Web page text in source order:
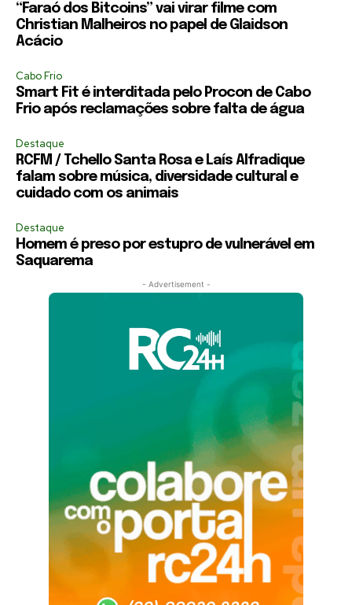
“Faraó dos Bitcoins” vai virar filme com
Christian Malheiros no papel de Glaidson
Acácio
Cabo Frio
Smart Fit é interditada pelo Procon de Cabo
Frio após reclamações sobre falta de água
Destaque
RCFM / Tchello Santa Rosa e Laís Alfradique
falam sobre música, diversidade cultural e
cuidado com os animais
Destaque
Homem é preso por estupro de vulnerável em
Saquarema
- Advertisement -